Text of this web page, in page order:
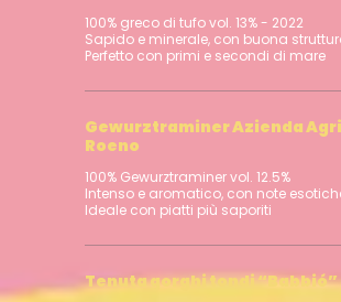
100% greco di tufo vol. 13% - 2022
Sapido e minerale, con buona
Gewurztraminer Azienda
Roeno
100% Gewurztraminer vol. 12.5%
Intenso e aromatico, con note
Tenuta gorghi tondi “Babbió”